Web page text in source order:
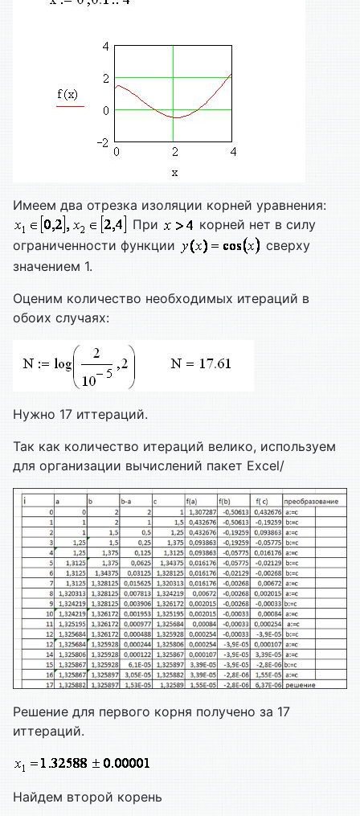
Имеем два отрезка изоляции корней уравнения:
При
корней нет в силу
ограниченности функции
сверху
значением 1.
Оценим количество необходимых итераций в
обоих случаях:
Нужно 17 иттераций.
Так как количество итераций велико, используем
для организации вычислений пакет Excel/
Решение для первого корня получено за 17
иттераций.
Найдем второй корень